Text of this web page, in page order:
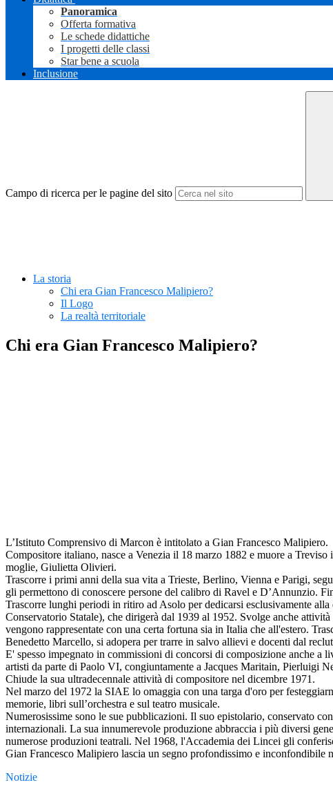
Panoramica
Offerta formativa
Le schede didattiche
I progetti delle classi
Star bene a scuola
Inclusione
Campo di ricerca per le pagine del sito
La storia
Chi era Gian Francesco Malipiero?
Il Logo
La realtà territoriale
Chi era Gian Francesco Malipiero?
L’Istituto Comprensivo di Marcon è intitolato a Gian Francesco Malipiero.
Compositore italiano, nasce a Venezia il 18 marzo 1882 e muore a
moglie, Giulietta Olivieri.
Trascorre i primi anni della sua vita a Trieste, Berlino, Vienna e Parigi,
gli permettono di conoscere persone del calibro di Ravel e D’Annunzio.
Trascorre lunghi periodi in ritiro ad Asolo per dedicarsi esclusivamente
Conservatorio Statale), che dirigerà dal 1939 al 1952. Svolge anche
vengono rappresentate con una certa fortuna sia in Italia che all'estero.
Benedetto Marcello, si adopera per trarre in salvo allievi e docenti dal
E' spesso impegnato in commissioni di concorsi di composizione anche
artisti da parte di Paolo VI, congiuntamente a Jacques Maritain, Pierluigi
Chiude la sua ultradecennale attività di compositore nel dicembre 1971.
Nel marzo del 1972 la SIAE lo omaggia con una targa d'oro per
memorie, libri sull’orchestra e sul teatro musicale.
Numerosissime sono le sue pubblicazioni. Il suo epistolario, conservato
internazionali. La sua innumerevole produzione abbraccia i più diversi
numerose produzioni teatrali. Nel 1968, l'Accademia dei Lincei gli
Gian Francesco Malipiero lascia un segno profondissimo e inconfondibile
Notizie